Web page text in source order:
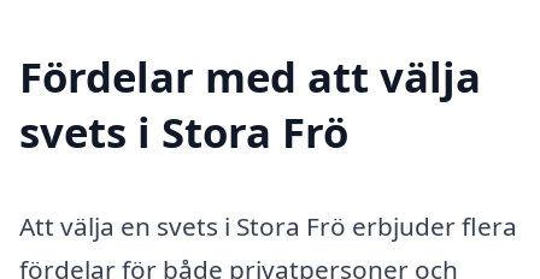
Fördelar med att välja
svets i Stora Frö
Att välja en svets i Stora Frö erbjuder flera
fördelar för både privatpersoner och